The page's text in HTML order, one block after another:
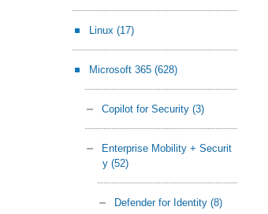
Linux (17)
Microsoft 365 (628)
Copilot for Security (3)
Enterprise Mobility + Securit
y (52)
Defender for Identity (8)